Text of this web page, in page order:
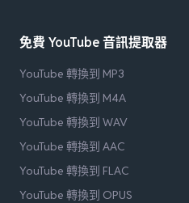
免費 YouTube 音訊提取器
YouTube 轉換到 MP3
YouTube 轉換到 M4A
YouTube 轉換到 WAV
YouTube 轉換到 AAC
YouTube 轉換到 FLAC
YouTube 轉換到 OPUS